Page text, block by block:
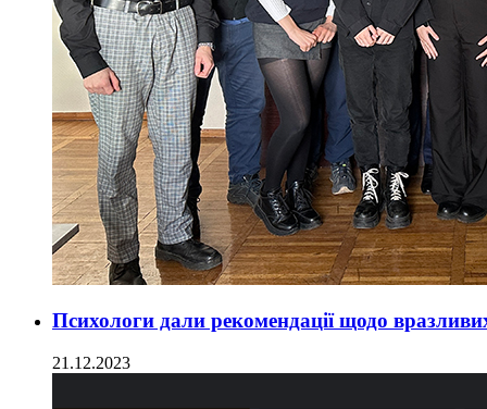
Психологи дали рекомендації щодо
21.12.2023